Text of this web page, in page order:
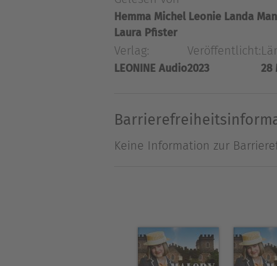
Mädchen ihre Schulleiterin
Mutter nicht zu feuern und
Hemma Michel Leonie Landa
Laura Pfister
Verlag:
LEONINE Audio
Veröffentlicht:
2023 28
Keine Information zur